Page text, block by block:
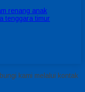
renang anak
tenggara timur
kami melalui kontak